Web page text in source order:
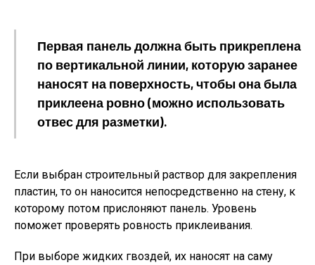
Первая панель должна быть прикреплена
по вертикальной линии, которую заранее
наносят на поверхность, чтобы она была
приклеена ровно (можно использовать
отвес для разметки).
Если выбран строительный раствор для закрепления
пластин, то он наносится непосредственно на стену, к
которому потом прислоняют панель. Уровень
поможет проверять ровность приклеивания.
При выборе жидких гвоздей, их наносят на саму